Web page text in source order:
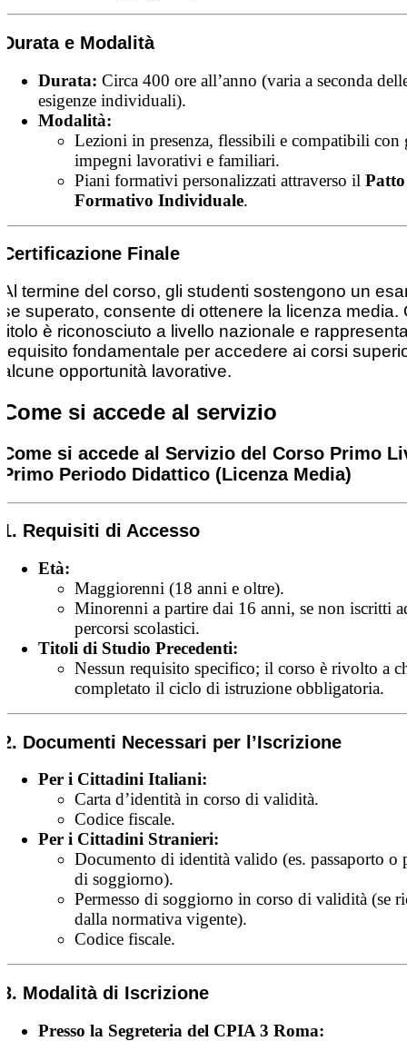
Durata e Modalità
Durata: Circa 400 ore all’anno (varia a seconda
esigenze individuali).
Modalità:
Lezioni in presenza, flessibili e compatibili con
impegni lavorativi e familiari.
Piani formativi personalizzati attraverso il Patto
Formativo Individuale.
Certificazione Finale
Al termine del corso, gli studenti sostengono un
se superato, consente di ottenere la licenza media.
titolo è riconosciuto a livello nazionale e
requisito fondamentale per accedere ai corsi
alcune opportunità lavorative.
Come si accede al servizio
Come si accede al Servizio del Corso Primo
Primo Periodo Didattico (Licenza Media)
1. Requisiti di Accesso
Età:
Maggiorenni (18 anni e oltre).
Minorenni a partire dai 16 anni, se non iscritti
percorsi scolastici.
Titoli di Studio Precedenti:
Nessun requisito specifico; il corso è rivolto a
completato il ciclo di istruzione obbligatoria.
2. Documenti Necessari per l’Iscrizione
Per i Cittadini Italiani:
Carta d’identità in corso di validità.
Codice fiscale.
Per i Cittadini Stranieri:
Documento di identità valido (es. passaporto o
di soggiorno).
Permesso di soggiorno in corso di validità (se
dalla normativa vigente).
Codice fiscale.
3. Modalità di Iscrizione
Presso la Segreteria del CPIA 3 Roma: